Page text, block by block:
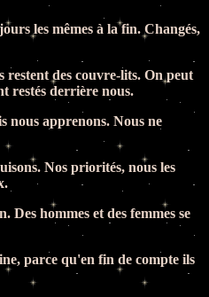
les mêmes à la fin. Changés,
restent des couvre-lits. On peut
restés derrière nous.
nous apprenons. Nous ne
Nos priorités, nous les
hommes et des femmes se
parce qu'en fin de compte ils